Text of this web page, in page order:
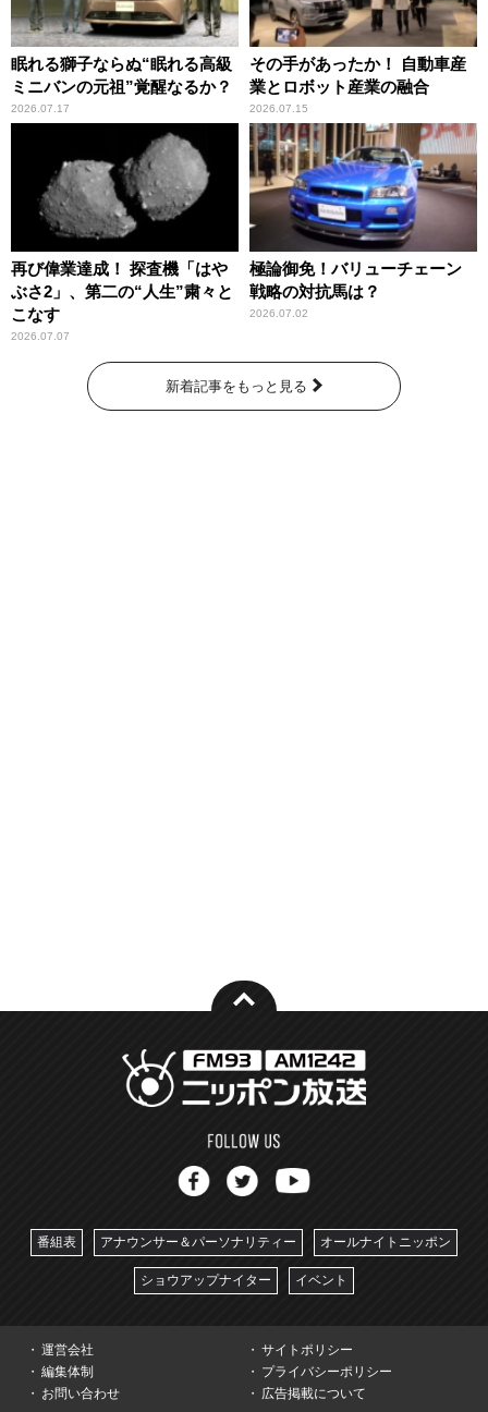
眠れる獅子ならぬ“眠れる高級
ミニバンの元祖”覚醒なるか？
2026.07.17
その手があったか！ 自動車産
業とロボット産業の融合
2026.07.15
再び偉業達成！ 探査機「はや
ぶさ2」、第二の“人生”粛々と
こなす
2026.07.07
極論御免！バリューチェーン
戦略の対抗馬は？
2026.07.02
新着記事をもっと見る
番組表 アナウンサー＆パーソナリティー オールナイトニッポン
ショウアップナイター イベント
運営会社
サイトポリシー
編集体制
プライバシーポリシー
お問い合わせ
広告掲載について